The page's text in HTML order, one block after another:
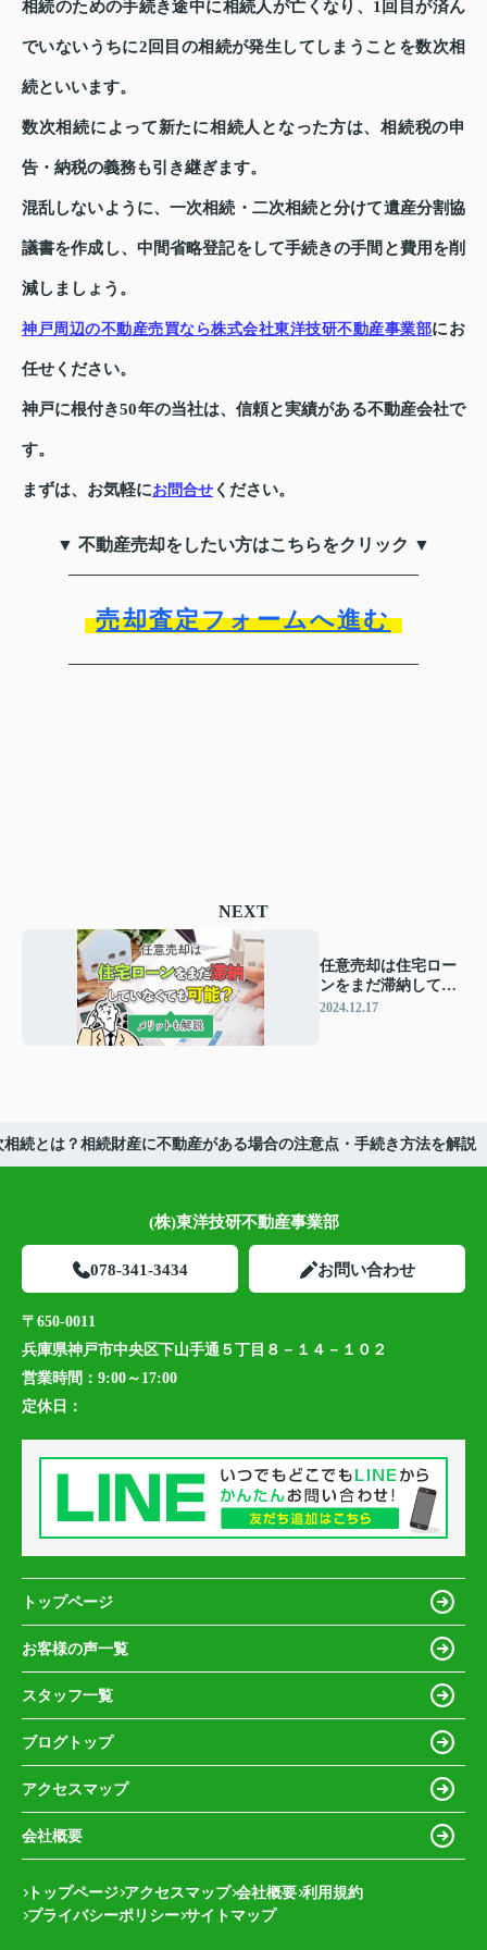
相続のための手続き途中に相続人が亡くなり、1回目が済ん
でいないうちに2回目の相続が発生してしまうことを数次相
続といいます。
数次相続によって新たに相続人となった方は、相続税の申
告・納税の義務も引き継ぎます。
混乱しないように、一次相続・二次相続と分けて遺産分割協
議書を作成し、中間省略登記をして手続きの手間と費用を削
減しましょう。
神戸周辺の不動産売買なら株式会社東洋技研不動産事業部にお
任せください。
神戸に根付き50年の当社は、信頼と実績がある不動産会社で
す。
まずは、お気軽にお問合せ ください。
▼ 不動産売却をしたい方はこちらをクリック ▼
売却査定フォームへ進む
NEXT
任意売却は住宅ロー
ンをまだ滞納してい
なくても可能？メリ
2024.12.17
相続とは？相続財産に不動産がある場合の注意点・手続き方法を解説
(株)東洋技研不動産事業部
078-341-3434 お問い合わせ
〒650-0011
兵庫県神戸市中央区下山手通５丁目８－１４－１０２
営業時間： 9:00～17:00
定休日：
トップページ
お客様の声一覧
スタッフ一覧
ブログトップ
アクセスマップ
会社概要
トップページ アクセスマップ 会社概要 利用規約
プライバシーポリシー サイトマップ